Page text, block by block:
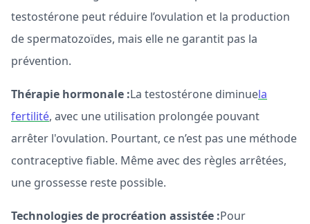
testostérone peut réduire l’ovulation et la production
de spermatozoïdes, mais elle ne garantit pas la
prévention.
Thérapie hormonale :La testostérone diminuela
fertilité, avec une utilisation prolongée pouvant
arrêter l'ovulation. Pourtant, ce n’est pas une méthode
contraceptive fiable. Même avec des règles arrêtées,
une grossesse reste possible.
Technologies de procréation assistée :Pour